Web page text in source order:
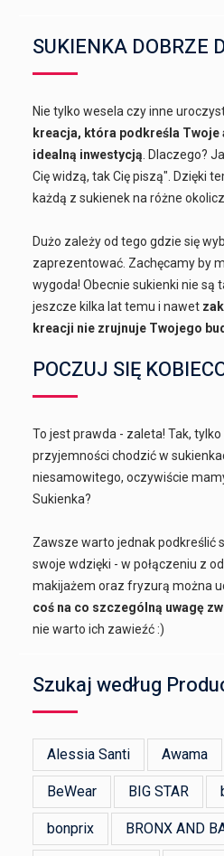
SUKIENKA DOBRZE
Nie tylko wesela czy inne
kreacja, która podkreśla Twoje
idealną inwestycją . Dlaczego?
Cię widzą, tak Cię piszą". Dzięki
każdą z sukienek na różne
Dużo zależy od tego gdzie się
zaprezentować. Zachęcamy by
wygoda! Obecnie sukienki nie są
jeszcze kilka lat temu i nawet
kreacji nie zrujnuje Twojego
POCZUJ SIĘ
To jest prawda - zaleta! Tak,
przyjemności chodzić w
niesamowitego, oczywiście
Sukienka?
Zawsze warto jednak podkreślić
swoje wdzięki - w połączeniu z
makijażem oraz fryzurą można
coś na co szczególną uwagę
nie warto ich zawieźć :)
Szukaj według
Alessia Santi Awama
BeWear BIG STAR
bonprix BRONX AND